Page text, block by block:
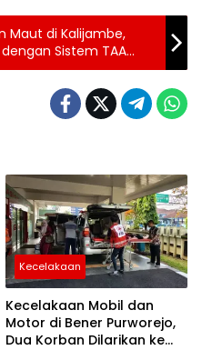
Maut di Kalijambe,
Sistem TAA
Kecelakaan
Kecelakaan Mobil dan
Motor di Bener Purworejo,
Dua Korban Dilarikan ke